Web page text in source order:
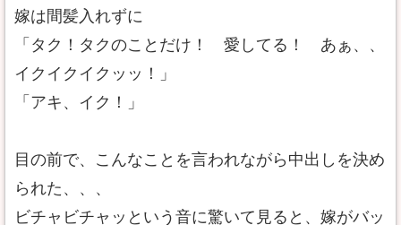
嫁は間髪入れずに
「タク！タクのことだけ！ 愛してる！ あぁ、、
イクイクイクッッ！」
「アキ、イク！」
目の前で、こんなことを言われながら中出しを決め
られた、、、
ビチャビチャッという音に驚いて見ると、嫁がバッ